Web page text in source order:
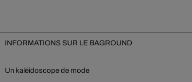
INFORMATIONS SUR LE BAGROUND
Un kaléidoscope de mode